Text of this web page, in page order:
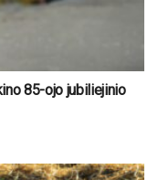
85-ojo jubiliejinio